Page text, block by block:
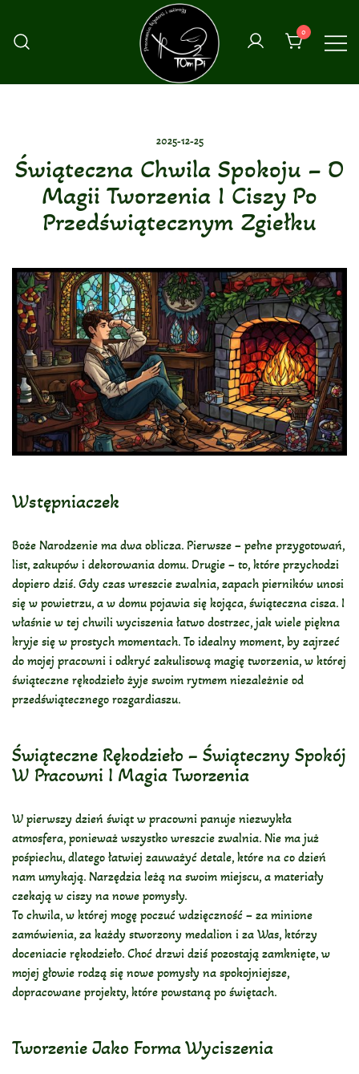
treści
0
2025-12-25
Świąteczna Chwila Spokoju – O
Magii Tworzenia I Ciszy Po
Przedświątecznym Zgiełku
Wstępniaczek
Boże Narodzenie ma dwa oblicza. Pierwsze – pełne przygotowań,
list, zakupów i dekorowania domu. Drugie – to, które przychodzi
dopiero dziś. Gdy czas wreszcie zwalnia, zapach pierników unosi
się w powietrzu, a w domu pojawia się kojąca, świąteczna cisza. I
właśnie w tej chwili wyciszenia łatwo dostrzec, jak wiele piękna
kryje się w prostych momentach. To idealny moment, by zajrzeć
do mojej pracowni i odkryć zakulisową magię tworzenia, w której
świąteczne rękodzieło żyje swoim rytmem niezależnie od
przedświątecznego rozgardiaszu.
Świąteczne Rękodzieło – Świąteczny Spokój
W Pracowni I Magia Tworzenia
W pierwszy dzień świąt w pracowni panuje niezwykła
atmosfera, ponieważ wszystko wreszcie zwalnia. Nie ma już
pośpiechu, dlatego łatwiej zauważyć detale, które na co dzień
nam umykają. Narzędzia leżą na swoim miejscu, a materiały
czekają w ciszy na nowe pomysły.
To chwila, w której mogę poczuć wdzięczność – za minione
zamówienia, za każdy stworzony medalion i za Was, którzy
doceniacie rękodzieło. Choć drzwi dziś pozostają zamknięte, w
mojej głowie rodzą się nowe pomysły na spokojniejsze,
dopracowane projekty, które powstaną po świętach.
Tworzenie Jako Forma Wyciszenia